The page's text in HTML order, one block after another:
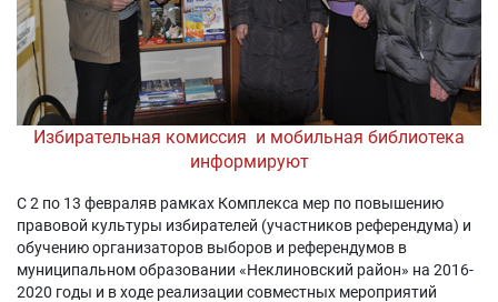
Избирательная комиссия и мобильная библиотека
информируют
С 2 по 13 февраляв рамках Комплекса мер по повышению
правовой культуры избирателей (участников референдума) и
обучению организаторов выборов и референдумов в
муниципальном образовании «Неклиновский район» на 2016-
2020 годы и в ходе реализации совместных мероприятий